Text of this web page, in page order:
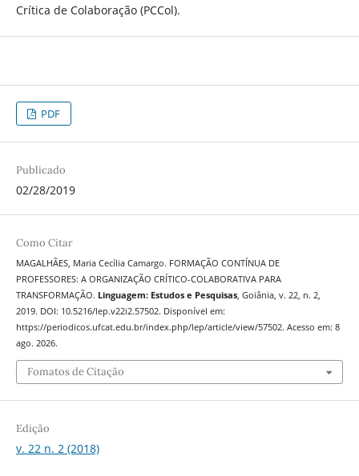
Crítica de Colaboração (PCCol).
PDF
Publicado
02/28/2019
Como Citar
MAGALHÃES, Maria Cecília Camargo. FORMAÇÃO CONTÍNUA DE
PROFESSORES: A ORGANIZAÇÃO CRÍTICO-COLABORATIVA PARA
TRANSFORMAÇÃO. Linguagem: Estudos e Pesquisas, Goiânia, v. 22, n. 2,
2019. DOI: 10.5216/lep.v22i2.57502. Disponível em:
https://periodicos.ufcat.edu.br/index.php/lep/article/view/57502. Acesso em: 8
ago. 2026.
Fomatos de Citação
Edição
v. 22 n. 2 (2018)